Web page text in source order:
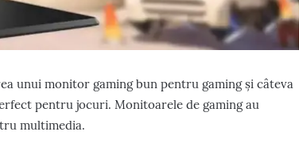
unui monitor gaming bun pentru gaming și câteva
pentru jocuri. Monitoarele de gaming au
multimedia.